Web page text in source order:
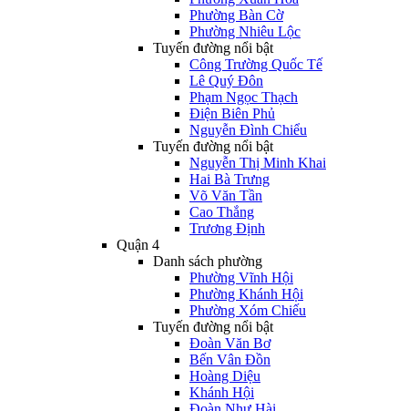
Phường Bàn Cờ
Phường Nhiêu Lộc
Tuyến đường nổi bật
Công Trường Quốc Tế
Lê Quý Đôn
Phạm Ngọc Thạch
Điện Biên Phủ
Nguyễn Đình Chiểu
Tuyến đường nổi bật
Nguyễn Thị Minh Khai
Hai Bà Trưng
Võ Văn Tần
Cao Thắng
Trương Định
Quận 4
Danh sách phường
Phường Vĩnh Hội
Phường Khánh Hội
Phường Xóm Chiếu
Tuyến đường nổi bật
Đoàn Văn Bơ
Bến Vân Đồn
Hoàng Diệu
Khánh Hội